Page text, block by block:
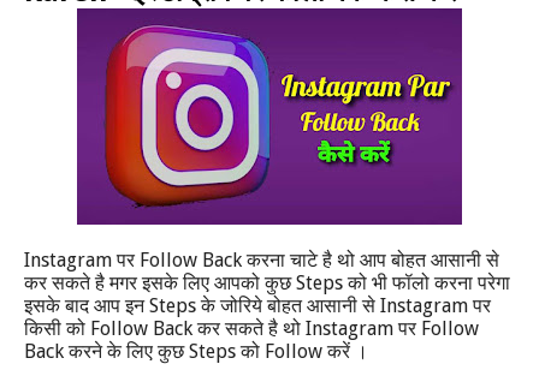
Instagramपर Follow Backकरना चाटे है थो आप बोहत आसानी से
कर सकते है मगर इसके लिए आपको कुछStepsको भी फॉलो करना परेगा
इसके बाद आप इनStepsके जोरिये बोहत आसानी से Instagramपर
किसी को Follow Backकर सकते है थो Instagramपर Follow
Backकरने के लिए कुछStepsको Followकरें ।